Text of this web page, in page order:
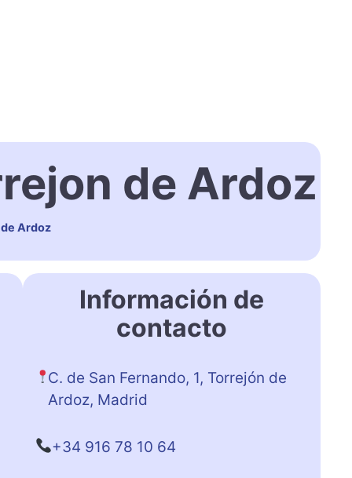
de Ardoz
Ardoz
Información de
contacto
C. de San Fernando, 1, Torrejón de
Ardoz, Madrid
+34 916 78 10 64